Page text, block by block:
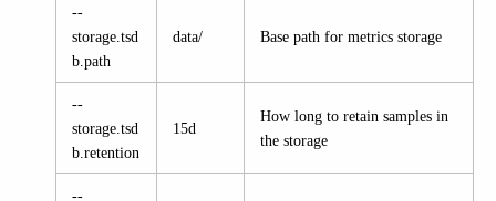
--
storage.tsd
b.path
data/ Base path for metrics storage
--
storage.tsd
b.retention
15d
How long to retain samples in
the storage
--